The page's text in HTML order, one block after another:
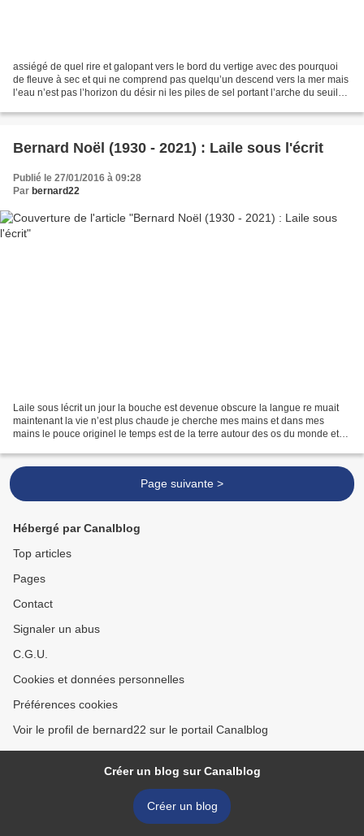
assiégé de quel rire et galopant vers le bord du vertige avec des pourquoi
de fleuve à sec et qui ne comprend pas quelqu’un descend vers la mer mais
l’eau n’est pas l’horizon du désir ni les piles de sel portant l’arche du seuil
Bernard Noël (1930 - 2021) : Laile sous l'écrit
Publié le 27/01/2016 à 09:28
Par bernard22
Laile sous lécrit un jour la bouche est devenue obscure la langue re muait
maintenant la vie n’est plus chaude je cherche mes mains et dans mes
mains le pouce originel le temps est de la terre autour des os du monde et
Page suivante >
Hébergé par Canalblog
Top articles
Pages
Contact
Signaler un abus
C.G.U.
Cookies et données personnelles
Préférences cookies
Voir le profil de bernard22 sur le portail Canalblog
Créer un blog sur Canalblog
Créer un blog